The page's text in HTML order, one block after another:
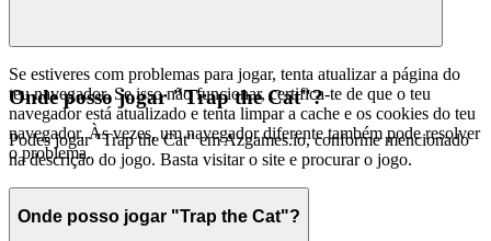
Se estiveres com problemas para jogar, tenta atualizar a página do
teu navegador. Se isso não funcionar, certifica-te de que o teu
navegador está atualizado e tenta limpar a cache e os cookies do teu
navegador. Às vezes, um navegador diferente também pode resolver
o problema.
Onde posso jogar "Trap the Cat"?
Podes jogar "Trap the Cat" em Azgames.io, conforme mencionado
na descrição do jogo. Basta visitar o site e procurar o jogo.
Onde posso jogar "Trap the Cat"?